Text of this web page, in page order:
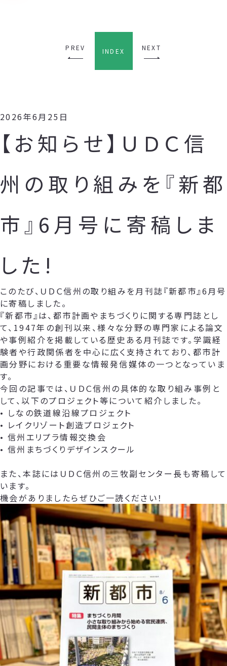
PREV INDEX NEXT
2026年6月25日
【お知らせ】ＵＤＣ信
州の取り組みを『新都
市』6月号に寄稿しま
した!
このたび、ＵＤＣ信州の取り組みを月刊誌『新都市』6月号
に寄稿しました。
『新都市』は、都市計画やまちづくりに関する専門誌とし
て、1947年の創刊以来、様々な分野の専門家による論文
や事例紹介を掲載している歴史ある月刊誌です。学識経
験者や行政関係者を中心に広く支持されており、都市計
画分野における重要な情報発信媒体の一つとなっていま
す。
今回の記事では、ＵＤＣ信州の具体的な取り組み事例と
して、以下のプロジェクト等について紹介しました。
• しなの鉄道線沿線プロジェクト
• レイクリゾート創造プロジェクト
• 信州エリプラ情報交換会
• 信州まちづくりデザインスクール
また、本誌にはＵＤＣ信州の三牧副センター長も寄稿して
います。
機会がありましたらぜひご一読ください！